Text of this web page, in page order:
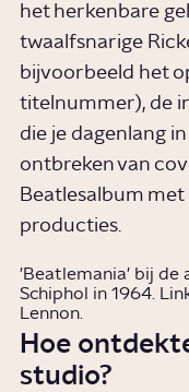
het herkenbare
twaalfsnarige
bijvoorbeeld het
titelnummer), de
die je dagenlang
ontbreken van
Beatlesalbum
producties.
'Beatlemania' bij de
Schiphol in 1964.
Lennon.
Hoe
studio?